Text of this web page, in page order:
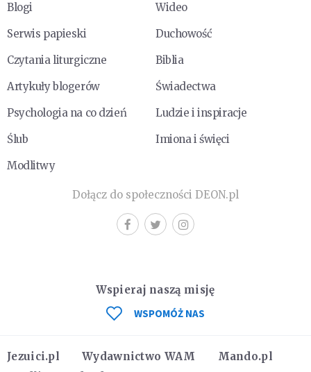
Blogi
Wideo
Serwis papieski
Duchowość
Czytania liturgiczne
Biblia
Artykuły blogerów
Świadectwa
Psychologia na co dzień
Ludzie i inspiracje
Ślub
Imiona i święci
Modlitwy
Dołącz do społeczności DEON.pl
Jezuici.pl Wydawnictwo WAM
Mando.pl
Wspieraj naszą misję
WSPOMÓŻ NAS